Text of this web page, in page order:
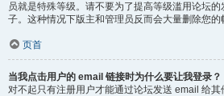
员就是特殊等级。请不要为了提高等级滥用论坛
子。这种情况下版主和管理员反而会大量删除您的
页首
当我点击用户的 email 链接时为什么要让我登录？
对不起只有注册用户才能通过论坛发送 email 给其